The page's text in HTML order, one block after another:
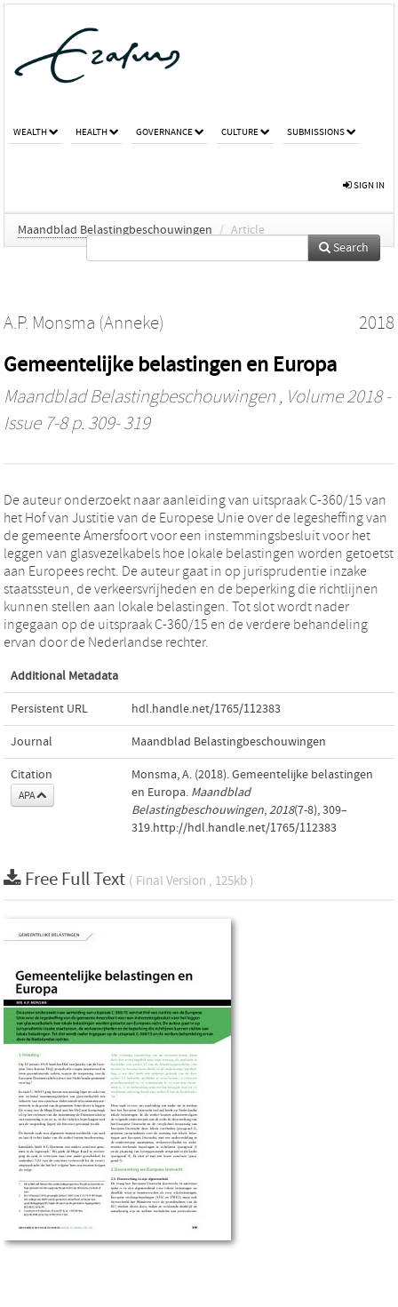
WEALTH HEALTH GOVERNANCE CULTURE SUBMISSIONS
SIGN IN
Maandblad Belastingbeschouwingen / Article
Search
A.P. Monsma (Anneke) 2018
Gemeentelijke belastingen en Europa
Maandblad Belastingbeschouwingen , Volume 2018 -
Issue 7-8 p. 309- 319
De auteur onderzoekt naar aanleiding van uitspraak C-360/15 van
het Hof van Justitie van de Europese Unie over de legesheffing van
de gemeente Amersfoort voor een instemmingsbesluit voor het
leggen van glasvezelkabels hoe lokale belastingen worden getoetst
aan Europees recht. De auteur gaat in op jurisprudentie inzake
staatssteun, de verkeersvrijheden en de beperking die richtlijnen
kunnen stellen aan lokale belastingen. Tot slot wordt nader
ingegaan op de uitspraak C-360/15 en de verdere behandeling
ervan door de Nederlandse rechter.
Additional Metadata
Persistent URL hdl.handle.net/1765/112383
Journal Maandblad Belastingbeschouwingen
Citation
APA
Monsma, A. (2018). Gemeentelijke belastingen
en Europa. Maandblad
Belastingbeschouwingen,2018(7-8), 309–
319.http://hdl.handle.net/1765/112383
Free Full Text ( Final Version , 125kb )